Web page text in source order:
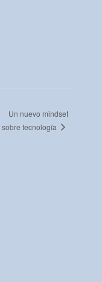
Un nuevo mindset
sobre tecnología